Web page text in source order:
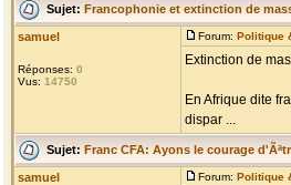
Sujet: Francophonie et extinction de
samuel
Réponses: 0
Vus: 14750
Forum: Politique
Extinction de
En Afrique dite
dispar ...
Sujet: Franc CFA: Ayons le courage
samuel Forum: Politique